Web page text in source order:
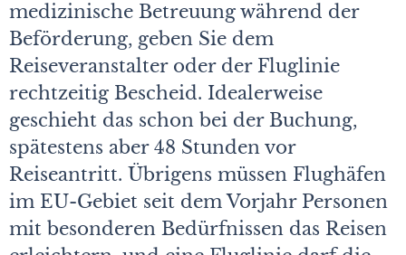
medizinische Betreuung während der
Beförderung, geben Sie dem
Reiseveranstalter oder der Fluglinie
rechtzeitig Bescheid. Idealerweise
geschieht das schon bei der Buchung,
spätestens aber 48 Stunden vor
Reiseantritt. Übrigens müssen Flughäfen
im EU-Gebiet seit dem Vorjahr Personen
mit besonderen Bedürfnissen das Reisen